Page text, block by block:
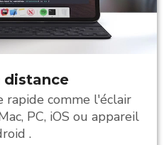
distance
rapide comme l'éclair
PC, iOS ou appareil
.